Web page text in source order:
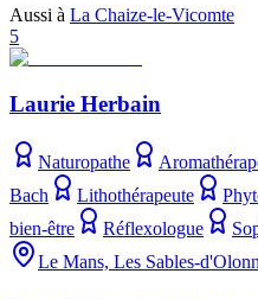
Aussi à La Chaize-le-Vicomte
5
Laurie Herbain
Naturopathe
Bach
Lithothérapeute
bien-être
Réflexologue
Le Mans, Les Sables-